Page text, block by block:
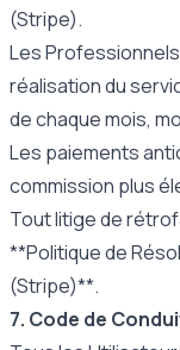
(Stripe).
Les
réalisation du
de chaque mois,
Les paiements
commission plus
Tout litige de
**Politique de
(Stripe)**.
7. Code de